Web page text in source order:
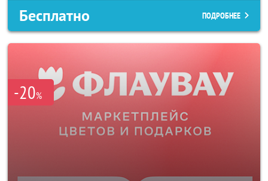
Бесплатно ПОДРОБНЕЕ
-20%